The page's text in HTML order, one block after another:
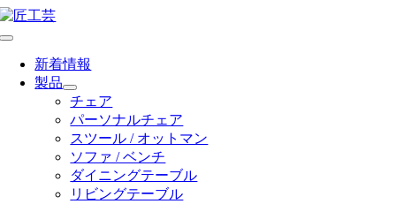
Skip
content
Toggle
Navigation新着情報
製品
チェア
パーソナルチェア
スツール / オットマン
ソファ / ベンチ
ダイニングテーブル
リビングテーブル